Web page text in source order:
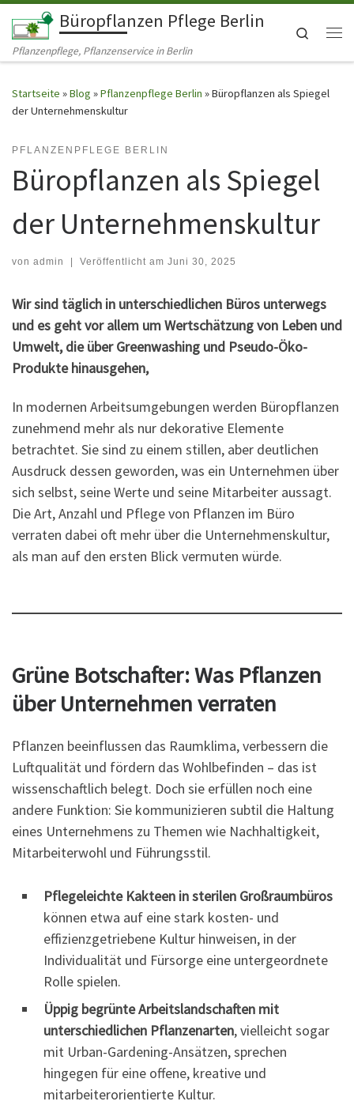
Zum Inhalt springen
Büropflanzen Pflege Berlin
Pflanzenpflege, Pflanzenservice in Berlin
Search
Startseite »Blog »Pflanzenpflege Berlin »Büropflanzen als Spiegel
der Unternehmenskultur
PFLANZENPFLEGE BERLIN
Büropflanzen als Spiegel
der Unternehmenskultur
von admin | Veröffentlicht am Juni 30, 2025
Wir sind täglich in unterschiedlichen Büros unterwegs
und es geht vor allem um Wertschätzung von Leben und
Umwelt, die über Greenwashing und Pseudo-Öko-
Produkte hinausgehen,
In modernen Arbeitsumgebungen werden Büropflanzen
zunehmend mehr als nur dekorative Elemente
betrachtet. Sie sind zu einem stillen, aber deutlichen
Ausdruck dessen geworden, was ein Unternehmen über
sich selbst, seine Werte und seine Mitarbeiter aussagt.
Die Art, Anzahl und Pflege von Pflanzen im Büro
verraten dabei oft mehr über die Unternehmenskultur,
als man auf den ersten Blick vermuten würde.
Grüne Botschafter: Was Pflanzen
über Unternehmen verraten
Pflanzen beeinflussen das Raumklima, verbessern die
Luftqualität und fördern das Wohlbefinden – das ist
wissenschaftlich belegt. Doch sie erfüllen noch eine
andere Funktion: Sie kommunizieren subtil die Haltung
eines Unternehmens zu Themen wie Nachhaltigkeit,
Mitarbeiterwohl und Führungsstil.
Pflegeleichte Kakteen in sterilen Großraumbüros
können etwa auf eine stark kosten- und
effizienzgetriebene Kultur hinweisen, in der
Individualität und Fürsorge eine untergeordnete
Rolle spielen.
Üppig begrünte Arbeitslandschaften mit
unterschiedlichen Pflanzenarten, vielleicht sogar
mit Urban-Gardening-Ansätzen, sprechen
hingegen für eine offene, kreative und
mitarbeiterorientierte Kultur.